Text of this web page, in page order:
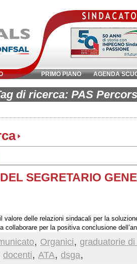
PRIMO PIANO AGENDA
parola chiave:
di ricerca: PAS
SEGRETARIO
valore delle relazioni sindacali per la
collaborare per la positiva conclusione
avvio del prossimo.
, Organici, graduatorie
docenti, ATA, dsga,